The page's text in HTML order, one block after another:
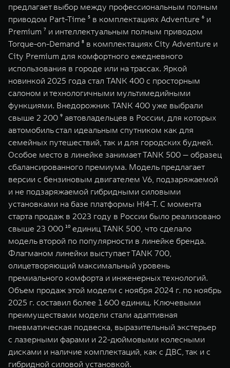
предлагает выбор между профессиональным полным
приводом Part-Time ⁵ в комплектациях Adventure ⁶ и
Premium ⁷ и интеллектуальным полным приводом
Torque-on-Demand ⁸ в комплектациях City Adventure и
City Premium для комфортного ежедневного
использования в городе или на трассах. Яркой
новинкой 2025 года стал TANK 400 с просторным
салоном и технологичными мультимедийными
функциями. Внедорожник TANK 400 уже выбрали
свыше 2 200 ⁹ автовладельцев в России, для которых
автомобиль стал идеальным спутником как для
семейных путешествий, так и для городских будней.
Особое место в линейке занимает TANK 500 — образец
сбалансированного премиума. Модель предлагает
версии с бензиновым двигателем V6, подзаряжаемой
и не подзаряжаемой гибридными силовыми
установками на базе платформы Hi4-T. С момента
старта продаж в 2023 году в России было реализовано
свыше 23 000 ¹⁰ единиц TANK 500, что сделало
модель второй по популярности в линейке бренда.
Флагманом линейки выступает TANK 700,
олицетворяющий максимальный уровень
премиального комфорта и инженерных технологий.
Объем продаж этой модели с ноября 2024 г. по ноябрь
2025 г. составил более 1 600 единиц. Ключевыми
преимуществами модели стали адаптивная
пневматическая подвеска, выразительный экстерьер
с лазерными фарами и 22-дюймовыми колесными
дисками и наличие комплектаций, как с ДВС, так и с
гибридной силовой установкой.